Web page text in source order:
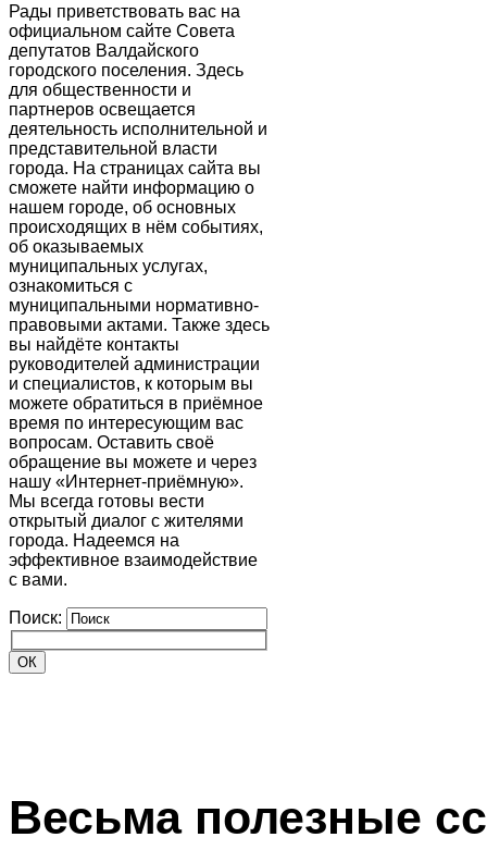
Рады приветствовать вас на
официальном сайте Совета
депутатов Валдайского
городского поселения. Здесь
для общественности и
партнеров освещается
деятельность исполнительной и
представительной власти
города. На страницах сайта вы
сможете найти информацию о
нашем городе, об основных
происходящих в нём событиях,
об оказываемых
муниципальных услугах,
ознакомиться с
муниципальными нормативно-
правовыми актами. Также здесь
вы найдёте контакты
руководителей администрации
и специалистов, к которым вы
можете обратиться в приёмное
время по интересующим вас
вопросам. Оставить своё
обращение вы можете и через
нашу «Интернет-приёмную».
Мы всегда готовы вести
открытый диалог с жителями
города. Надеемся на
эффективное взаимодействие
с вами.
Поиск:
Весьма полезные